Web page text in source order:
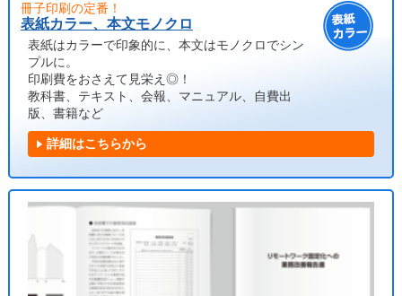
冊子印刷の定番！
表紙カラー、本文モノクロ
表紙はカラーで印象的に、本文はモノクロでシン
プルに。
印刷費をおさえて見栄え◎！
教科書、テキスト、会報、マニュアル、自費出
版、書籍など
詳細はこちらから